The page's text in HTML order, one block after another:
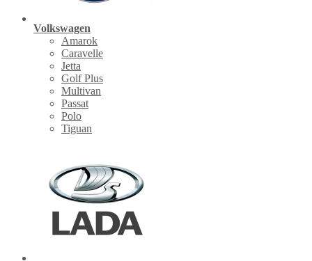
Volkswagen
Amarok
Caravelle
Jetta
Golf Plus
Multivan
Passat
Polo
Tiguan